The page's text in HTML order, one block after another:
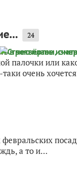
24
палочки или
очень
а то и...